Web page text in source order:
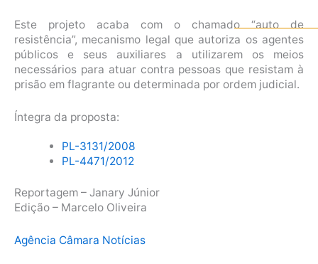
Este projeto acaba com o chamado “auto de
resistência”, mecanismo legal que autoriza os agentes
públicos e seus auxiliares a utilizarem os meios
necessários para atuar contra pessoas que resistam à
prisão em flagrante ou determinada por ordem judicial.
Íntegra da proposta:
PL-3131/2008
PL-4471/2012
Reportagem – Janary Júnior
Edição – Marcelo Oliveira
Agência Câmara Notícias